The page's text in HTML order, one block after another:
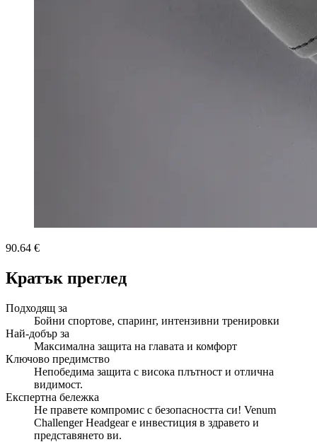
90.64 €
Кратък преглед
Подходящ за
Бойни спортове, спаринг, интензивни тренировки
Най-добър за
Максимална защита на главата и комфорт
Ключово предимство
Непобедима защита с висока плътност и отлична
видимост.
Експертна бележка
Не правете компромис с безопасността си! Venum
Challenger Headgear е инвестиция в здравето и
представянето ви.